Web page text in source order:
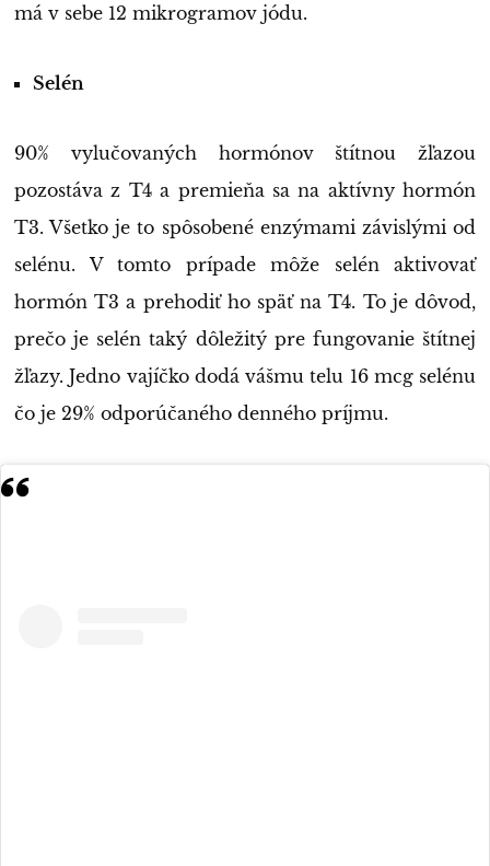
má v sebe 12 mikrogramov jódu.
Selén
90% vylučovaných hormónov štítnou žľazou
pozostáva z T4 a premieňa sa na aktívny hormón
T3. Všetko je to spôsobené enzýmami závislými od
selénu. V tomto prípade môže selén aktivovať
hormón T3 a prehodiť ho späť na T4. To je dôvod,
prečo je selén taký dôležitý pre fungovanie štítnej
žľazy. Jedno vajíčko dodá vášmu telu 16 mcg selénu
čo je 29% odporúčaného denného príjmu.